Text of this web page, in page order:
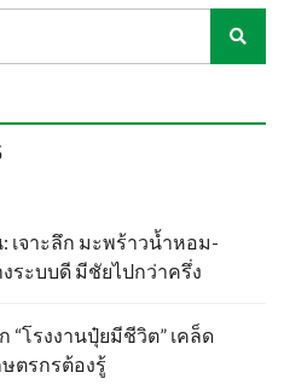
เจาะลึก มะพร้าวน้ำหอม-
ระบบดี มีชัยไปกว่าครึ่ง
“โรงงานปุ๋ยมีชีวิต” เคล็ด
ตรกรต้องรู้